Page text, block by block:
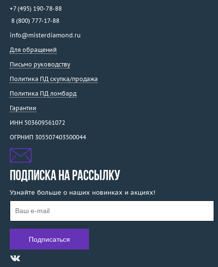
Links
Lobortas
Loree Rodkin
LTJ
Lykov`s Jewellery
Magerit
Magie
Manca Gioielli
Mangiarotti
Marco Bicego
Marina Bulgari
Mario Panelli
Maskada
Master Exclusive Jewellery
Mattioli
Mauboussin
Maxim Demidov
+7 (495) 190-78-88
8 (800) 777-17-88
info@misterdiamond.ru
Для обращений
Письмо руководству
Политика ПД скупка/продажа
Политика ПД ломбард
Гарантии
ИНН 503609561072
ОГРНИП 305507403500044
ПОДПИСКА НА РАССЫЛКУ
Узнайте больше о наших новинках и акциях!